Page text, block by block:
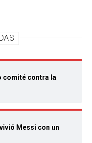
comité contra la
Messi con un